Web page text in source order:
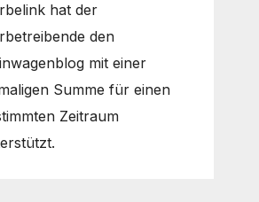
hat der
den
mit einer
Summe für einen
Zeitraum